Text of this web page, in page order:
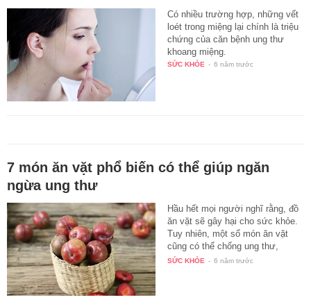
Có nhiều trường hợp, những vết
loét trong miệng lại chính là triệu
chứng của căn bệnh ung thư
khoang miệng.
SỨC KHỎE - 6 năm trước
7 món ăn vặt phổ biến có thể giúp ngăn
ngừa ung thư
Hầu hết mọi người nghĩ rằng, đồ
ăn vặt sẽ gây hại cho sức khỏe.
Tuy nhiên, một số món ăn vặt
cũng có thể chống ung thư,
bảo…
SỨC KHỎE - 6 năm trước